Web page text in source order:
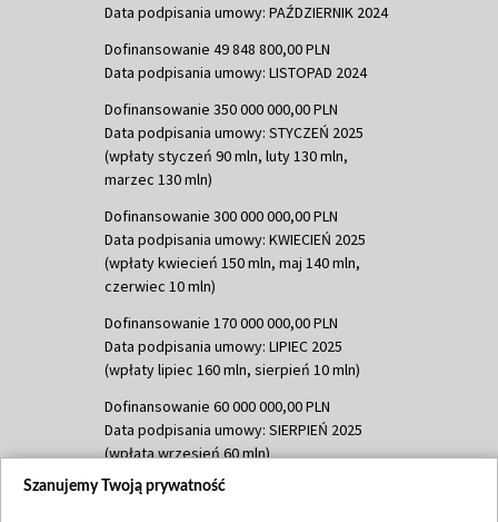
Data podpisania umowy: PAŹDZIERNIK 2024
Dofinansowanie 49 848 800,00 PLN
Data podpisania umowy: LISTOPAD 2024
Dofinansowanie 350 000 000,00 PLN
Data podpisania umowy: STYCZEŃ 2025
(wpłaty styczeń 90 mln, luty 130 mln,
marzec 130 mln)
Dofinansowanie 300 000 000,00 PLN
Data podpisania umowy: KWIECIEŃ 2025
(wpłaty kwiecień 150 mln, maj 140 mln,
czerwiec 10 mln)
Dofinansowanie 170 000 000,00 PLN
Data podpisania umowy: LIPIEC 2025
(wpłaty lipiec 160 mln, sierpień 10 mln)
Dofinansowanie 60 000 000,00 PLN
Data podpisania umowy: SIERPIEŃ 2025
(wpłata wrzesień 60 mln)
Dofinansowanie 635 783 051,21 PLN
Szanujemy Twoją prywatność